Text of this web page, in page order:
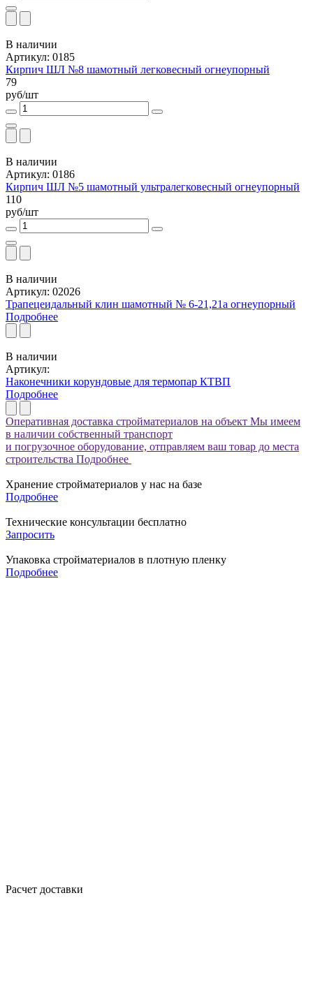
В наличии
Артикул: 0185
Кирпич ШЛ №8 шамотный легковесный огнеупорный
79
руб/шт
В наличии
Артикул: 0186
Кирпич ШЛ №5 шамотный ультралегковесный огнеупорный
110
руб/шт
В наличии
Артикул: 02026
Трапецеидальный клин шамотный № 6-21,21а огнеупорный
Подробнее
В наличии
Артикул:
Наконечники корундовые для термопар КТВП
Подробнее
Оперативная доставка стройматериалов на объект Мы имеем
в наличии собственный транспорт
и погрузочное оборудование, отправляем ваш товар до места
строительства Подробнее
Хранение стройматериалов у нас на базе
Подробнее
Технические консультации бесплатно
Запросить
Упаковка стройматериалов в плотную пленку
Подробнее
Расчет доставки